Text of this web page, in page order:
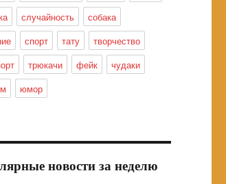
случайность
собака
спорт тату
творчество
трюкачи фейк
чудаки
юмор
новости за неделю